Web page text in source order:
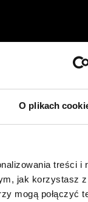
O plikach
treści i
jak korzystasz
mogą połączyć